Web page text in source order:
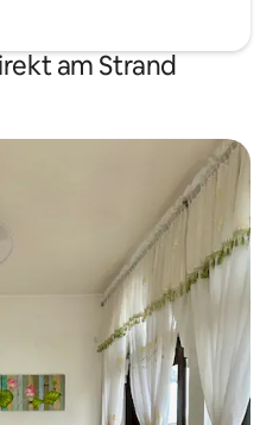
am Strand